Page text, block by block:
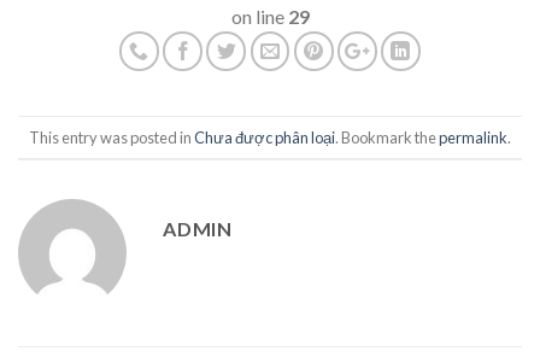
on line 29
This entry was posted inChưa được phân loại. Bookmark thepermalink.
ADMIN